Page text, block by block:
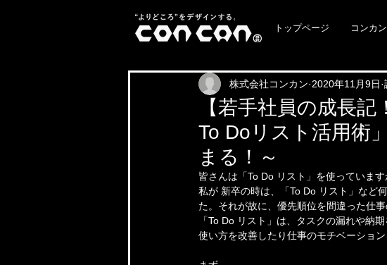
トップページ コンカ
【若手社員の成長
To Doリスト活用術
まる！～
株式会社コンカン 2020年11月9日
皆さんは「To Do リスト」を使っています
私が 新卒の時は、「To Do リスト」など
た。それが故に、優先順位を間違った仕
「To Do リスト」は、タスクの漏れや納
使い方を改善したり仕事のモチベーショ